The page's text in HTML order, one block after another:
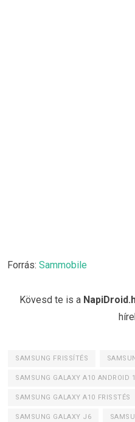
Forrás: Sammobile
Kövesd te is a
SAMSUNG FRISSÍTÉS
SAMSUNG GALAXY A10 ANDROID
SAMSUNG GALAXY A10 FRISSTÉS
SAMSUNG GALAXY J6